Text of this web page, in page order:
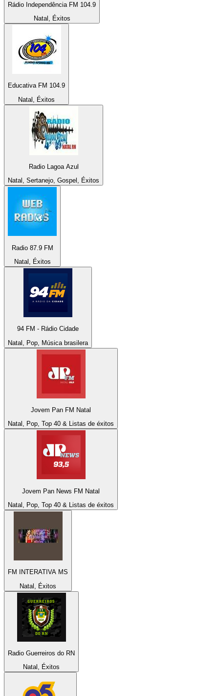
Rádio Independência FM 104.9
Natal, Éxitos
Educativa FM 104.9
Natal, Éxitos
Radio Lagoa Azul
Natal, Sertanejo, Gospel, Éxitos
Radio 87.9 FM
Natal, Éxitos
94 FM - Rádio Cidade
Natal, Pop, Música brasilera
Jovem Pan FM Natal
Natal, Pop, Top 40 & Listas de éxitos
Jovem Pan News FM Natal
Natal, Pop, Top 40 & Listas de éxitos
FM INTERATIVA MS
Natal, Éxitos
Radio Guerreiros do RN
Natal, Éxitos